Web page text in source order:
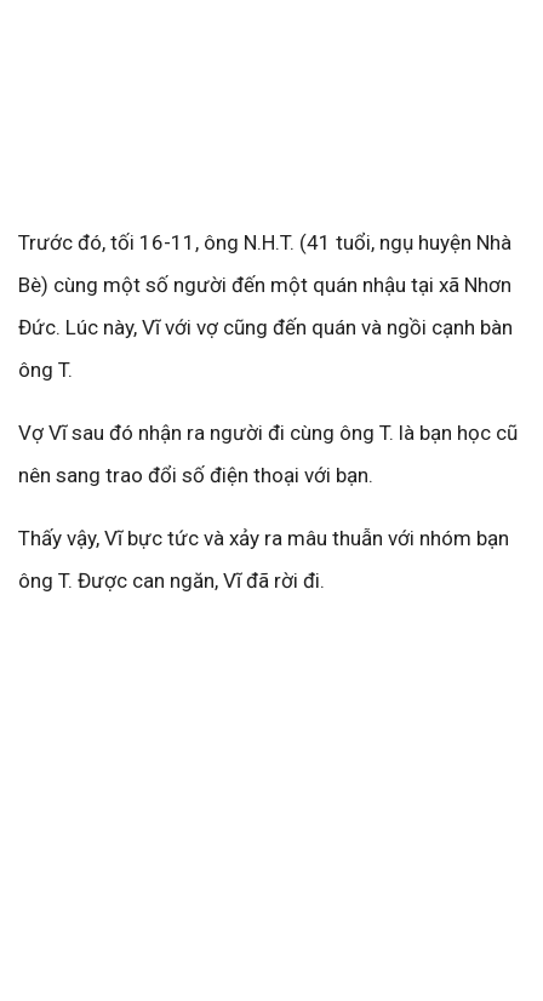
Trước đó, tối 16-11, ông N.H.T. (41 tuổi, ngụ huyện Nhà
Bè) cùng một số người đến một quán nhậu tại xã Nhơn
Đức. Lúc này, Vĩ với vợ cũng đến quán và ngồi cạnh bàn
ông T.
Vợ Vĩ sau đó nhận ra người đi cùng ông T. là bạn học cũ
nên sang trao đổi số điện thoại với bạn.
Thấy vậy, Vĩ bực tức và xảy ra mâu thuẫn với nhóm bạn
ông T. Được can ngăn, Vĩ đã rời đi.